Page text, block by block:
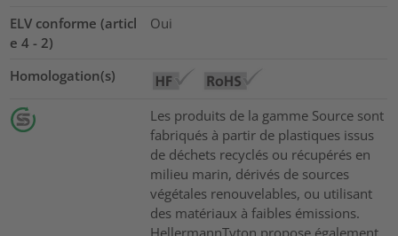
ELV conforme (articl
e 4 - 2)
Oui
Homologation(s)
Les produits de la gamme Source sont
fabriqués à partir de plastiques issus
de déchets recyclés ou récupérés en
milieu marin, dérivés de sources
végétales renouvelables, ou utilisant
des matériaux à faibles émissions.
HellermannTyton propose également